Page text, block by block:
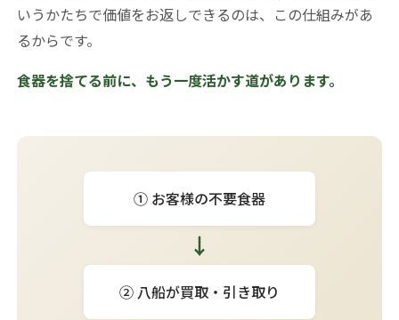
いうかたちで価値をお返しできるのは、この仕組みがあ
るからです。
食器を捨てる前に、もう一度活かす道があります。
① お客様の不要食器
↓
② 八船が買取・引き取り